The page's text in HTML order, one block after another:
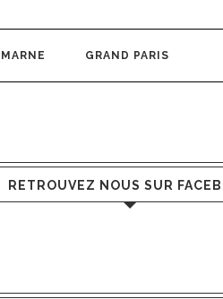
GRAND PARIS
RETROUVEZ NOUS SUR